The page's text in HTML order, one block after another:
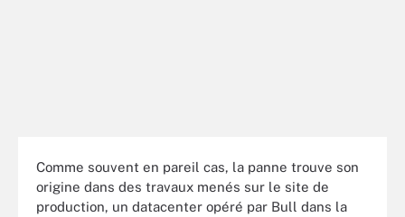
Comme souvent en pareil cas, la panne trouve son
origine dans des travaux menés sur le site de
production, un datacenter opéré par Bull dans la